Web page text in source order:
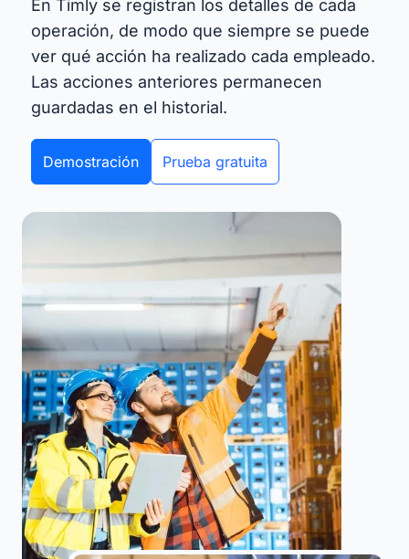
En Timly se registran los detalles de cada
operación, de modo que siempre se puede
ver qué acción ha realizado cada empleado.
Las acciones anteriores permanecen
guardadas en el historial.
Demostración Prueba gratuita